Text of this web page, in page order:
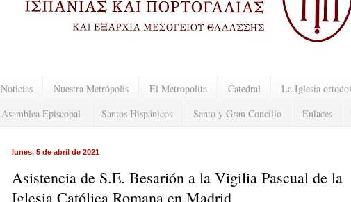
Noticias Nuestra Metrópolis El Metropolita Catedral La Iglesia
Asamblea Episcopal
Santos Hispánicos Santo y Gran Concilio Enlaces
lunes, 5 de abril de 2021
Asistencia de S.E. Besarión a la Vigilia Pascual de la
Iglesia Católica Romana en Madrid